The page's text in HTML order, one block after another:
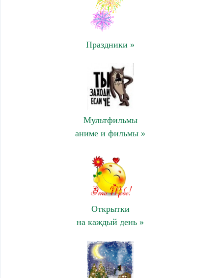
Праздники »
Мультфильмы
аниме и фильмы »
Открытки
на каждый день »